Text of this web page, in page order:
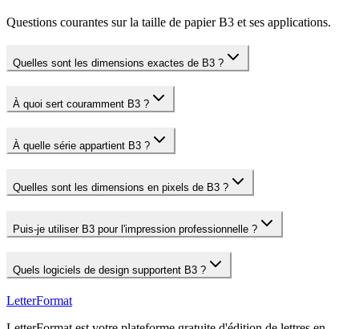
Questions courantes sur la taille de papier B3 et ses applications.
Quelles sont les dimensions exactes de B3 ?
À quoi sert couramment B3 ?
À quelle série appartient B3 ?
Quelles sont les dimensions en pixels de B3 ?
Puis-je utiliser B3 pour l'impression professionnelle ?
Quels logiciels de design supportent B3 ?
LetterFormat